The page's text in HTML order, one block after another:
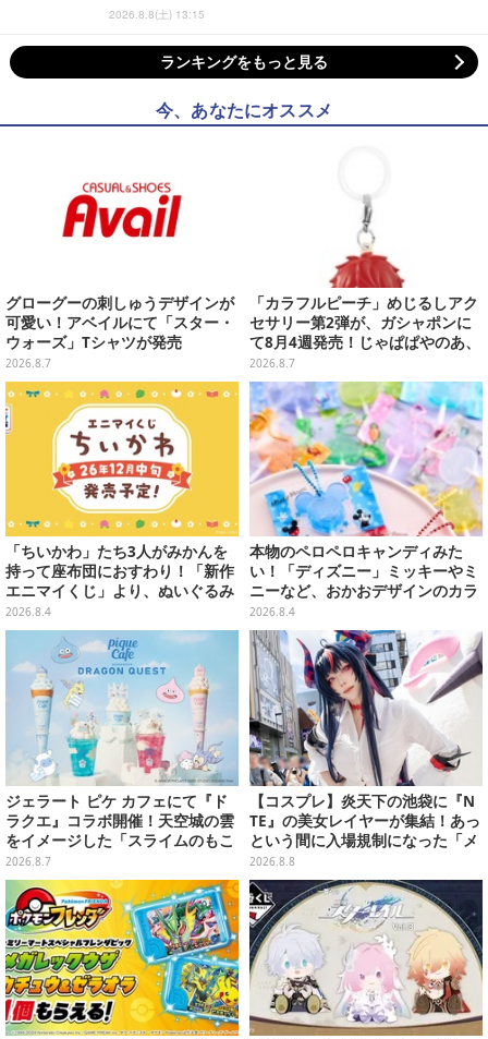
2026.8.8(土) 13:15
ランキングをもっと見る
今、あなたにオススメ
グローグーの刺しゅうデザインが
可愛い！アベイルにて「スター・
ウォーズ」Tシャツが発売
2026.8.7
「カラフルピーチ」めじるしアク
セサリー第2弾が、ガシャポンに
て8月4週発売！じゃぱぱやのあ、
シヴァたちメンバー11名分ライン
ナップ
2026.8.7
「ちいかわ」たち3人がみかんを
持って座布団におすわり！「新作
エニマイくじ」より、ぬいぐるみ
画像が初公開
2026.8.4
本物のペロペロキャンディみた
い！「ディズニー」ミッキーやミ
ニーなど、おかおデザインのカラ
フルチャーム全10種が8月31日発
売
2026.8.4
ジェラート ピケ カフェにて『ド
ラクエ』コラボ開催！天空城の雲
をイメージした「スライムのもこ
もこ天空クレープ」などを提供
2026.8.7
【コスプレ】炎天下の池袋に『N
TE』の美女レイヤーが集結！あっ
という間に入場規制になった「メ
ェメェ村の大冒険」をレポート
【写真28枚】
2026.8.8